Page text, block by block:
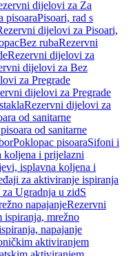
dijelovi za Za
pisoaraPisoari, rad s
dijelovi za Pisoari,
Bez rubaRezervni
Rezervni dijelovi za
dijelovi za Bez
za Pregrade
dijelovi za Pregrade
Rezervni dijelovi za
od sanitarne
od sanitarne
Poklopac pisoaraSifoni i
koljena i prijelazni
isplavna koljena i
za aktiviranje ispiranja
Ugradnja u zidS
napajanjeRezervni
mrežno
napajanje
aktiviranjem